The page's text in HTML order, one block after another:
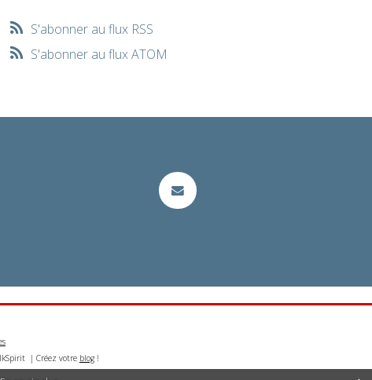
S'abonner au flux RSS
S'abonner au flux ATOM
| Créez votre blog !